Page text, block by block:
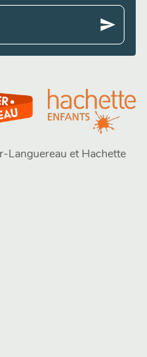
send
Languereau et Hachette